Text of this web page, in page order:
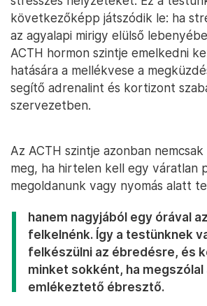
következőképp játszódik le: ha
az agyalapi mirigy elülső
ACTH hormon szintje emelkedni
hatására a mellékvese a
segítő adrenalint és kortizont
szervezetben.
Az ACTH szintje azonban
meg, ha hirtelen kell egy váratlan
megoldanunk vagy nyomás alatt
hanem nagyjából egy órával
felkelnénk. Így a testünknek
felkészülni az ébredésre, és
minket sokként, ha
emlékeztető ébresztő.